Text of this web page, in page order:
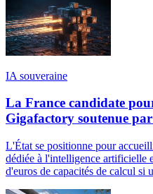
IA souveraine
La France candidate
Gigafactory soutenue
L'État se positionne pour
dédiée à l'intelligence artificielle
d'euros de capacités de calcul si